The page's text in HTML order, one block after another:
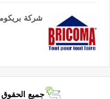
شركة
جميع